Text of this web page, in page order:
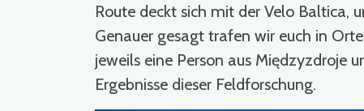
Route deckt sich mit der Velo Baltica,
Genauer gesagt trafen wir euch in
jeweils eine Person aus Międzyzdroje
Ergebnisse dieser Feldforschung.